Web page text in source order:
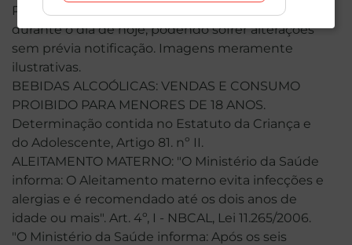
Preços, ofertas e condições exclusivas são válidas
durante o dia de hoje, podendo sofrer alterações
sem prévia notificação. Imagens meramente
ilustrativas.
BEBIDAS ALCOÓLICAS: VENDAS E CONSUMO
PROIBIDO PARA MENORES DE 18 ANOS.
Determinação contida no Estatuto da Criança e
do Adolescente, Artigo 81. nº II.
ALEITAMENTO MATERNO: "O Ministério da Saúde
informa: O Aleitamento materno evita infecções e
alergias e é recomendado até os dois anos de
idade ou mais". Art. 4º, I - NBCAL, Lei 11.265/2006.
"O Ministério da Saúde informa: Após os seis